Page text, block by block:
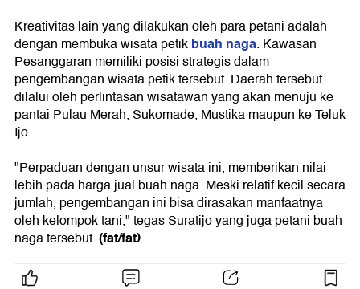
Kreativitas lain yang dilakukan oleh para petani adalah
dengan membuka wisata petikbuah naga. Kawasan
Pesanggaran memiliki posisi strategis dalam
pengembangan wisata petik tersebut. Daerah tersebut
dilalui oleh perlintasan wisatawan yang akan menuju ke
pantai Pulau Merah, Sukomade, Mustika maupun ke Teluk
Ijo.
"Perpaduan dengan unsur wisata ini, memberikan nilai
lebih pada harga jual buah naga. Meski relatif kecil secara
jumlah, pengembangan ini bisa dirasakan manfaatnya
oleh kelompok tani," tegas Suratijo yang juga petani buah
naga tersebut.(fat/fat)